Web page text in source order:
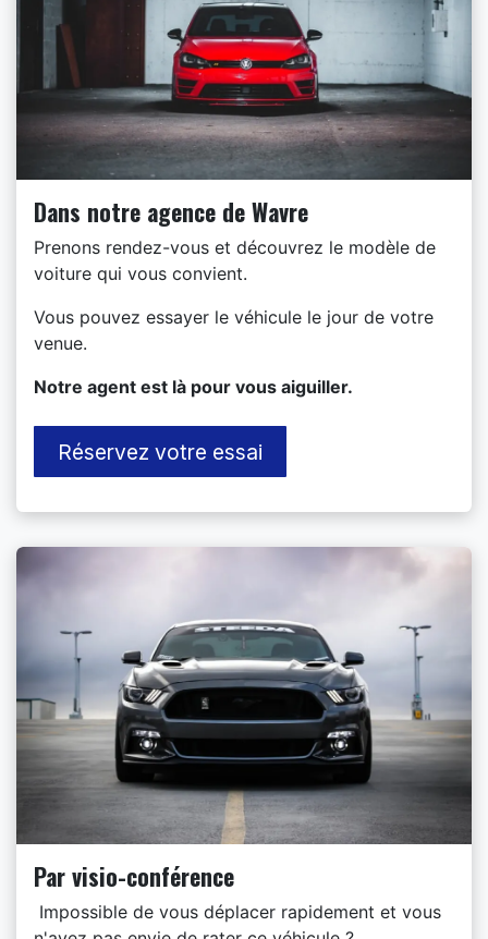
Dans notre agence de Wavre
Prenons rendez-vous et découvrez le modèle de
voiture qui vous convient.
Vous pouvez essayer le véhicule le jour de votre
venue.
​Notre agent est là pour vous aiguiller.
Réservez votre essai
Par visio-conférence
Impossible de vous déplacer rapidement et vous